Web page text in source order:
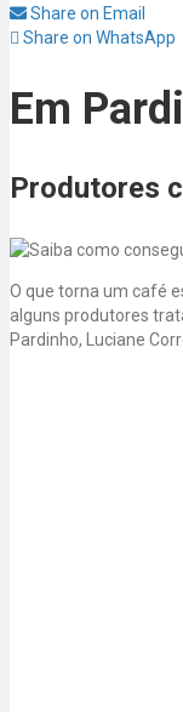
Share on Email
Share on WhatsApp
Em
Produtores
O que torna um café
alguns produtores
Pardinho, Luciane